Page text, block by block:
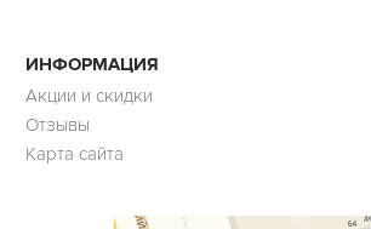
ИНФОРМАЦИЯ
Акции и скидки
Отзывы
Карта сайта